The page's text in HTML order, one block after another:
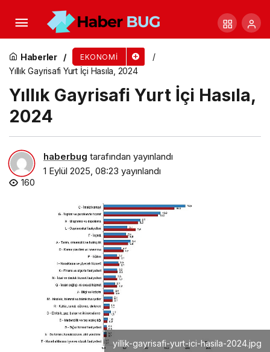
Haberler EKONOMI
Yıllık Gayrisafi Yurt İçi Hasıla, 2024
Yıllık Gayrisafi Yurt İçi Hasıla,
2024
haberbug tarafından yayınlandı
1 Eylül 2025, 08:23 yayınlandı
160
yillik-gayrisafi-yurt-ici-hasila-2024.jpg
Arz ve Kullanım Tabloları, Girdi-Çıktı Tabloları,